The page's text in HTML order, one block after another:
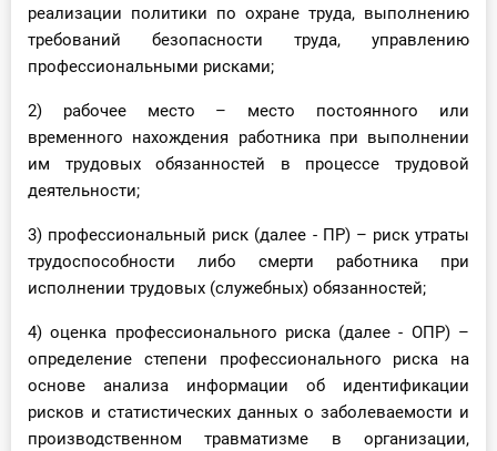
реализации политики по охране труда, выполнению
требований безопасности труда, управлению
профессиональными рисками;
2) рабочее место – место постоянного или
временного нахождения работника при выполнении
им трудовых обязанностей в процессе трудовой
деятельности;
3) профессиональный риск (далее - ПР) – риск утраты
трудоспособности либо смерти работника при
исполнении трудовых (служебных) обязанностей;
4) оценка профессионального риска (далее - ОПР) –
определение степени профессионального риска на
основе анализа информации об идентификации
рисков и статистических данных о заболеваемости и
производственном травматизме в организации,